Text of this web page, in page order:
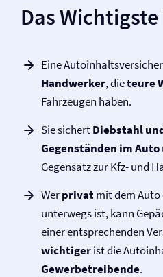
Das
Eine
Handwerker, dieteure
Fahrzeugen haben.
Sie sichertDiebstahl
Gegenständen im Auto
Gegensatz zur Kfz- und
Werprivatmit dem Auto
unterwegs ist, kann
einer entsprechenden
wichtigerist die
Gewerbetreibende.